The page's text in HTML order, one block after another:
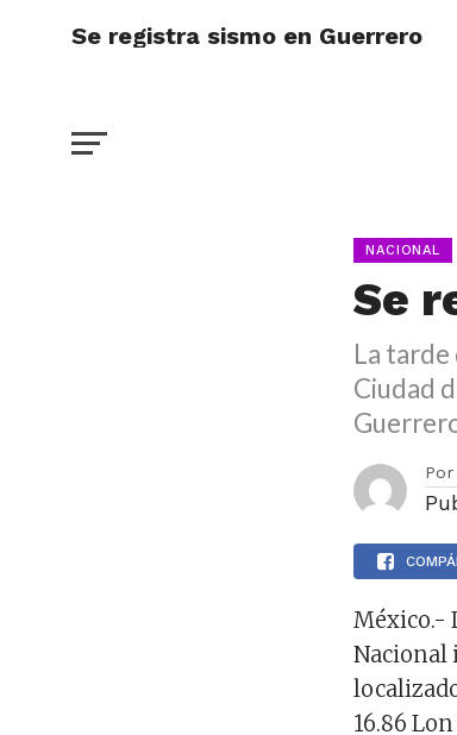
Se registra sismo en Guerrero
NACIONAL
Se
La tarde
Ciudad
Por
México.-
Nacional
16.86